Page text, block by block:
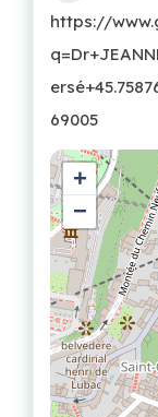
https://
69005
+
−